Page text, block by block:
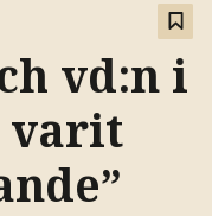
vd:n i
varit